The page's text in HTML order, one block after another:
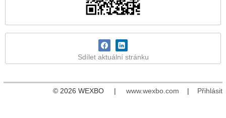
Sdílet aktuální stránku
© 2026 WEXBO | www.wexbo.com | Přihlásit